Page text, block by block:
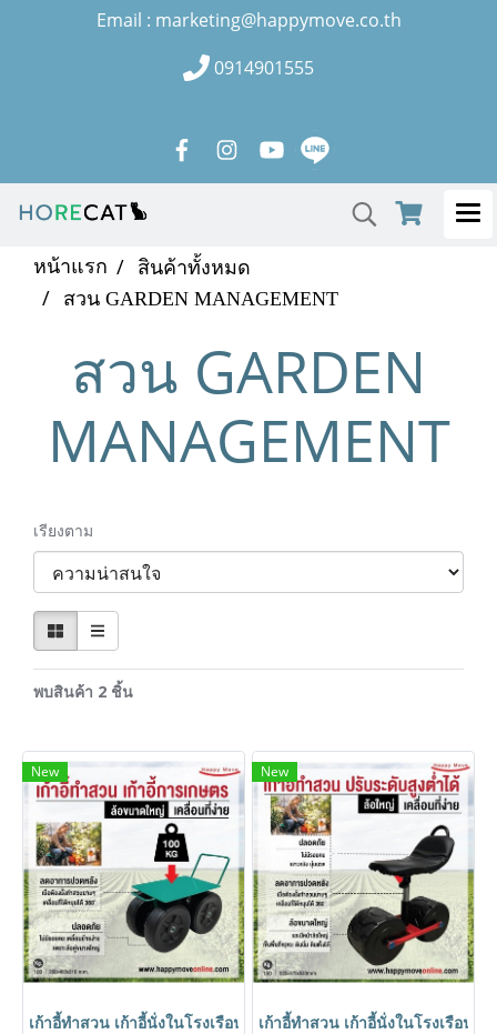
Email : marketing@happymove.co.th
0914901555
หน้าแรก
สินค้าทั้งหมด
สวน GARDEN MANAGEMENT
สวน GARDEN
MANAGEMENT
เรียงตาม
พบสินค้า 2 ชิ้น
New
เก้าอี้ทำสวน เก้าอี้นั่งในโรงเรือน อุปกรณ์ทำสวน เก้าอี้ปลูกต้นไม้ เก้
New
เก้าอี้ทำสวน เก้าอี้นั่งในโรงเรือน